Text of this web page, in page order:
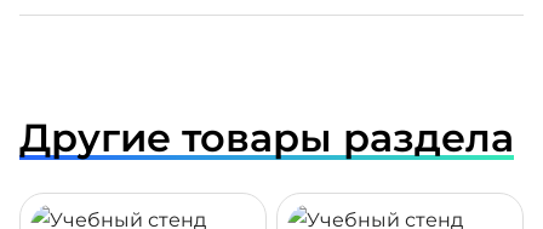
Другие товары раздела
ПОДРОБНЕЕ